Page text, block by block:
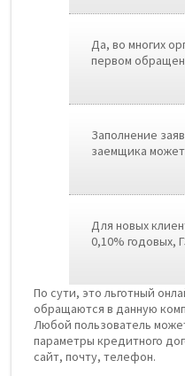
Да, во многих
первом
Заполнение
заемщика
Для новых
0,10% годовых,
По сути, это льготный
обращаются в данную
Любой пользователь
параметры кредитного
сайт, почту, телефон.